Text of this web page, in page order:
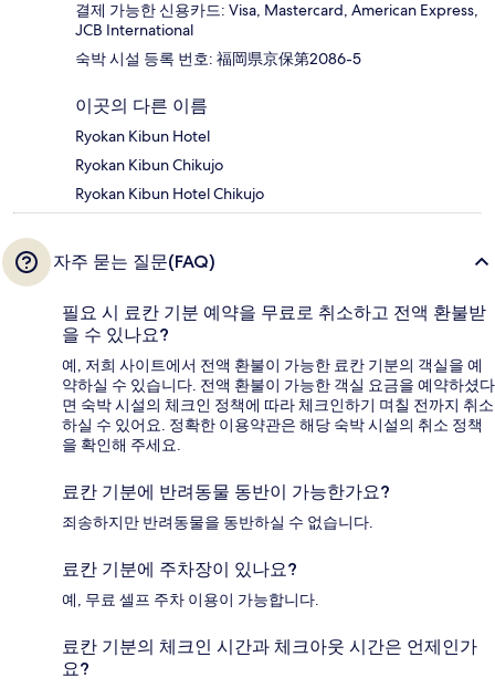
결제 가능한 신용카드: Visa, Mastercard, American Express,
JCB International
숙박 시설 등록 번호: 福岡県京保第2086-5
이곳의 다른 이름
Ryokan Kibun Hotel
Ryokan Kibun Chikujo
Ryokan Kibun Hotel Chikujo
자주 묻는 질문(FAQ)
필요 시 료칸 기분 예약을 무료로 취소하고 전액 환불받
을 수 있나요?
예, 저희 사이트에서 전액 환불이 가능한 료칸 기분의 객실을 예
약하실 수 있습니다. 전액 환불이 가능한 객실 요금을 예약하셨다
면 숙박 시설의 체크인 정책에 따라 체크인하기 며칠 전까지 취소
하실 수 있어요. 정확한 이용약관은 해당 숙박 시설의 취소 정책
을 확인해 주세요.
료칸 기분에 반려동물 동반이 가능한가요?
죄송하지만 반려동물을 동반하실 수 없습니다.
료칸 기분에 주차장이 있나요?
예, 무료 셀프 주차 이용이 가능합니다.
료칸 기분의 체크인 시간과 체크아웃 시간은 언제인가
요?